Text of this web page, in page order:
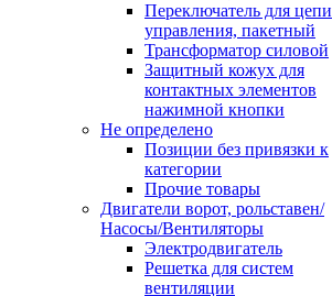
Переключатель для цепи
управления, пакетный
Трансформатор силовой
Защитный кожух для
контактных элементов
нажимной кнопки
Не определено
Позиции без привязки к
категории
Прочие товары
Двигатели ворот, рольставен/
Насосы/Вентиляторы
Электродвигатель
Решетка для систем
вентиляции